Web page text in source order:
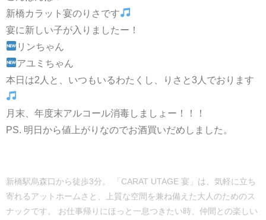
新橋カラット宴のりさです
宴に新しい子が入りましたー！
リンちゃん
アユミちゃん
本日は2人と、いつもいるわたくし、りさと3人でおります
月末、年度末アルコール消毒しましょー！！！
PS. 明日から値上がりなのでお酒買いだめしました。
新橋駅烏森口から徒歩3分。 「CARAT UTAGE 宴」は、気軽に立ち
寄れるアットホームさと、上質な空間を兼ね備えた大人のためのス
ナックです。 お仕事帰りにほっと一息つきたい時、仲間との楽しい